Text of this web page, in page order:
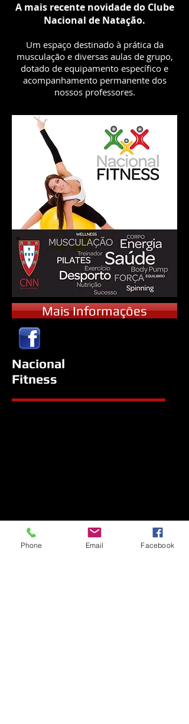
A mais recente novidade do Clube
Nacional de Natação.
Um espaço destinado à prática da
musculação e diversas aulas de grupo,
dotado de equipamento específico e
acompanhamento permanente dos
nossos professores.
Mais Informações
Nacional
Fitness
Phone Email Facebook